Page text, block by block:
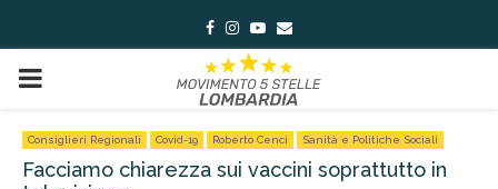
Facebook
Instagram
Youtube
Email
PRIMARY
MENU
Consiglieri Regionali Covid-19 Roberto Cenci Sanità e Politiche Sociali
Facciamo chiarezza sui vaccini soprattutto in